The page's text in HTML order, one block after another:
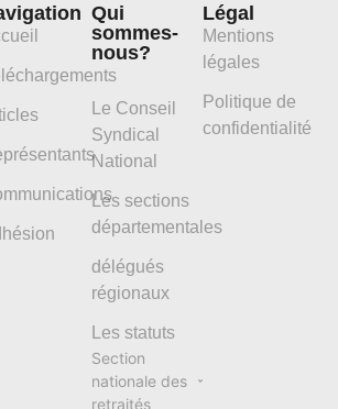
Qui
sommes-
nous?
Le Conseil
Syndical
National
Les sections
départementales
délégués
régionaux
Les statuts
Section
nationale des
retraités
Légal
Mentions
légales
Politique de
confidentialité